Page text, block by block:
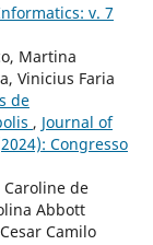
v. 7
Martina
Vinicius Faria
de
, Journal of
Congresso
Caroline de
Abbott
Camilo